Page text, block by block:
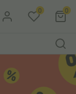
0 0